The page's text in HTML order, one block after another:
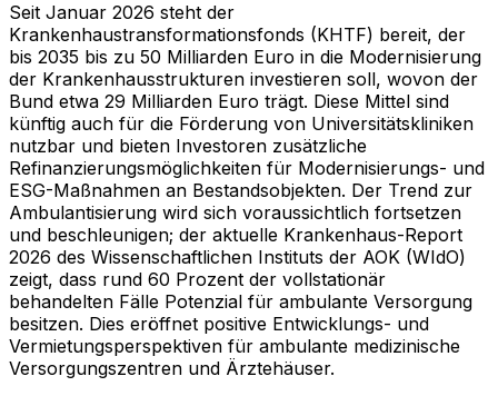
Seit Januar 2026 steht der
Krankenhaustransformationsfonds (KHTF) bereit, der
bis 2035 bis zu 50 Milliarden Euro in die Modernisierung
der Krankenhausstrukturen investieren soll, wovon der
Bund etwa 29 Milliarden Euro trägt. Diese Mittel sind
künftig auch für die Förderung von Universitätskliniken
nutzbar und bieten Investoren zusätzliche
Refinanzierungsmöglichkeiten für Modernisierungs- und
ESG-Maßnahmen an Bestandsobjekten. Der Trend zur
Ambulantisierung wird sich voraussichtlich fortsetzen
und beschleunigen; der aktuelle Krankenhaus-Report
2026 des Wissenschaftlichen Instituts der AOK (WIdO)
zeigt, dass rund 60 Prozent der vollstationär
behandelten Fälle Potenzial für ambulante Versorgung
besitzen. Dies eröffnet positive Entwicklungs- und
Vermietungsperspektiven für ambulante medizinische
Versorgungszentren und Ärztehäuser.